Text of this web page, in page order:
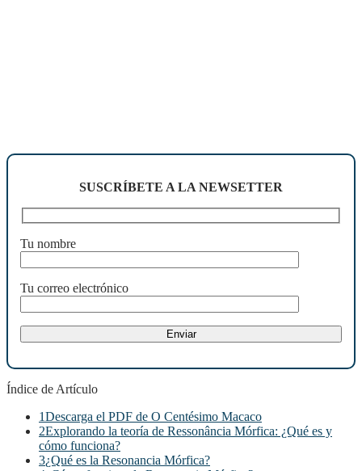
SUSCRÍBETE A LA NEWSETTER
Tu nombre
Tu correo electrónico
Índice de Artículo
1Descarga el PDF de O Centésimo Macaco
2Explorando la teoría de Ressonância Mórfica: ¿Qué es y
cómo funciona?
3¿Qué es la Resonancia Mórfica?